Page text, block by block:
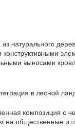
из натурального
конструктивными
выносами
в лесной
композиция с
на общественные и